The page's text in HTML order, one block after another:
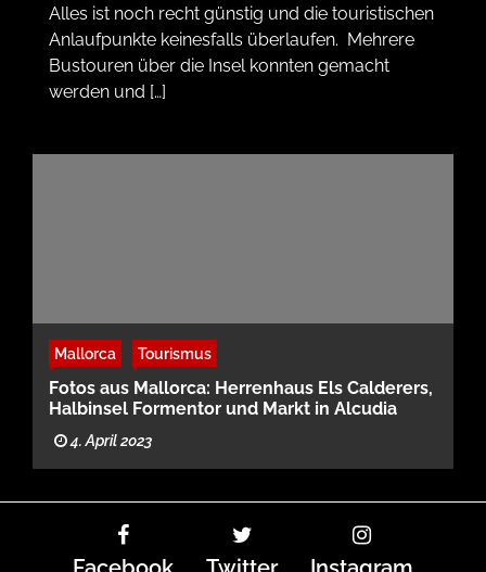
Alles ist noch recht günstig und die touristischen
Anlaufpunkte keinesfalls überlaufen. Mehrere
Bustouren über die Insel konnten gemacht
werden und […]
Mallorca Tourismus
Fotos aus Mallorca: Herrenhaus Els Calderers,
Halbinsel Formentor und Markt in Alcudia
4. April 2023